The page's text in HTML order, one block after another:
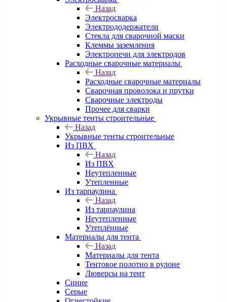
Назад
Электросварка
Электрододержатели
Стекла для сварочной маски
Клеммы заземления
Электропечи для электродов
Расходные сварочные материалы
Назад
Расходные сварочные материалы
Сварочная проволока и прутки
Сварочные электроды
Прочее для сварки
Укрывные тенты строительные
Назад
Укрывные тенты строительные
Из ПВХ
Назад
Из ПВХ
Неутепленные
Утепленные
Из тарпаулина
Назад
Из тарпаулина
Неутепленные
Утеплённые
Материалы для тента
Назад
Материалы для тента
Тентовое полотно в рулоне
Люверсы на тент
Синие
Серые